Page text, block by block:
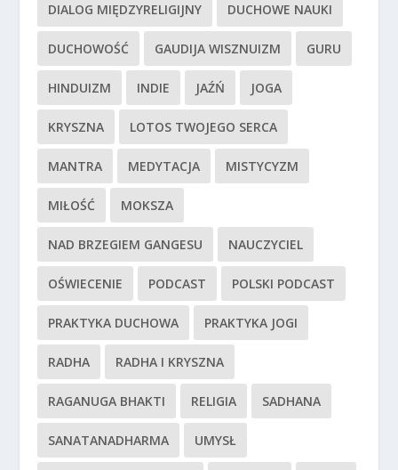
DIALOG MIĘDZYRELIGIJNY DUCHOWE NAUKI
DUCHOWOŚĆ GAUDIJA WISZNUIZM GURU
HINDUIZM INDIE JAŹŃ JOGA
KRYSZNA LOTOS TWOJEGO SERCA
MANTRA MEDYTACJA MISTYCYZM
MIŁOŚĆ MOKSZA
NAD BRZEGIEM GANGESU NAUCZYCIEL
OŚWIECENIE PODCAST POLSKI PODCAST
PRAKTYKA DUCHOWA PRAKTYKA JOGI
RADHA RADHA I KRYSZNA
RAGANUGA BHAKTI RELIGIA SADHANA
SANATANADHARMA UMYSŁ